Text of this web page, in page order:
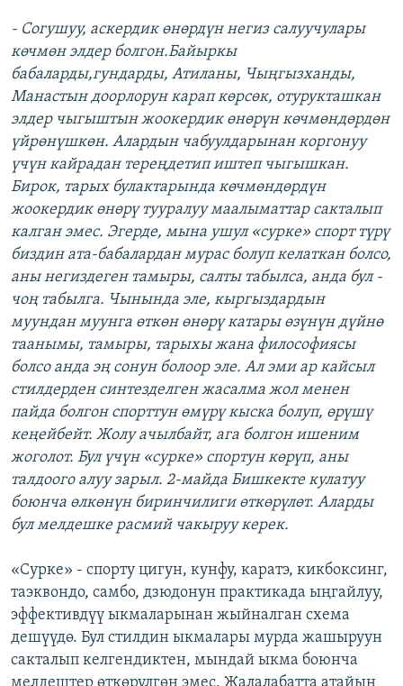
- Согушуу, аскердик өнөрдүн негиз салуучулары
көчмөн элдер болгон.Байыркы
бабаларды,гундарды, Атиланы, Чыңгызханды,
Манастын доорлорун карап көрсөк, отурукташкан
элдер чыгыштын жоокердик өнөрүн көчмөндөрдөн
үйрөнүшкөн. Алардын чабуулдарынан коргонуу
үчүн кайрадан тереңдетип иштеп чыгышкан.
Бирок, тарых булактарында көчмөндөрдүн
жоокердик өнөрү тууралуу маалыматтар сакталып
калган эмес. Эгерде, мына ушул «сурке» спорт түрү
биздин ата-бабалардан мурас болуп келаткан болсо,
аны негиздеген тамыры, салты табылса, анда бул -
чоң табылга. Чынында эле, кыргыздардын
муундан муунга өткөн өнөрү катары өзүнүн дүйнө
таанымы, тамыры, тарыхы жана философиясы
болсо анда эң сонун болоор эле. Ал эми ар кайсыл
стилдерден синтезделген жасалма жол менен
пайда болгон спорттун өмүрү кыска болуп, өрүшү
кеңейбейт. Жолу ачылбайт, ага болгон ишеним
жоголот. Бул үчүн «сурке» спортун көрүп, аны
талдоого алуу зарыл. 2-майда Бишкекте кулатуу
боюнча өлкөнүн биринчилиги өткөрүлөт. Аларды
бул мелдешке расмий чакыруу керек.
«Сурке» - спорту цигун, кунфу, каратэ, кикбоксинг,
таэквондо, самбо, дзюдонун практикада ыңгайлуу,
эффективдүү ыкмаларынан жыйналган схема
дешүүдө. Бул стилдин ыкмалары мурда жашыруун
сакталып келгендиктен, мындай ыкма боюнча